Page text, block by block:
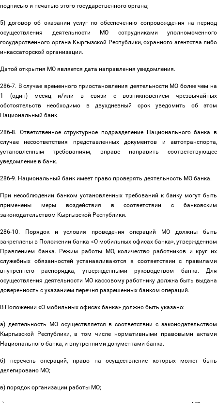
подписью и печатью этого государственного органа;
5) договор об оказании услуг по обеспечению сопровождения на период
осуществления деятельности МО сотрудниками уполномоченного
государственного органа Кыргызской Республики, охранного агентства либо
инкассаторской организации.
Датой открытия МО является дата направления уведомления.
286-7. В случае временного приостановления деятельности МО более чем на
1 (один) месяц и/или в связи с возникновением чрезвычайных
обстоятельств необходимо в двухдневный срок уведомить об этом
Национальный банк.
286-8. Ответственное структурное подразделение Национального банка в
случае несоответствия представленных документов и автотранспорта,
установленным требованиям, вправе направить соответствующее
уведомление в банк.
286-9. Национальный банк имеет право проверять деятельность МО банка.
При несоблюдении банком установленных требований к банку могут быть
применены меры воздействия в соответствии с банковским
законодательством Кыргызской Республики.
286-10. Порядок и условия проведения операций МО должны быть
закреплены в Положении банка «О мобильных офисах банка», утвержденном
Правлением банка. Режим работы МО, количество работников и круг их
служебных обязанностей устанавливаются в соответствии с правилами
внутреннего распорядка, утвержденными руководством банка. Для
осуществления деятельности МО кассовому работнику должна быть выдана
доверенность с указанием перечня разрешенных банком операций.
В Положении «О мобильных офисах банка» должно быть указано:
а) деятельность МО осуществляется в соответствии с законодательством
Кыргызской Республики, в том числе нормативными правовыми актами
Национального банка, и внутренними документами банка.
б) перечень операций, право на осуществление которых может быть
делегировано МО;
в) порядок организации работы МО;